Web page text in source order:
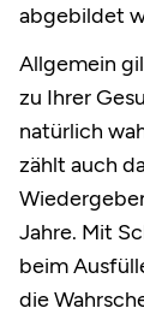
abgebildet
Allgemein
zu Ihrer
natürlich
zählt auch
Jahre. Mit
beim
die